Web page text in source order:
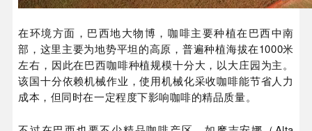
在环境方面，巴西地大物博，咖啡主要种植在巴西中南
部，这里主要为地势平坦的高原，普遍种植海拔在1000米
左右，因此在巴西咖啡种植规模十分大，以大庄园为主。
该国十分依赖机械作业，使用机械化采收咖啡能节省人力
成本，但同时在一定程度下影响咖啡的精品质量。